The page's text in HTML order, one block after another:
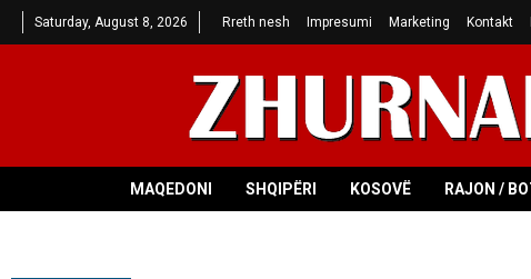
Saturday, August 8, 2026 Rreth nesh Impresumi Marketing Kontakt
MAQEDONI SHQIPËRI KOSOVË RAJON /